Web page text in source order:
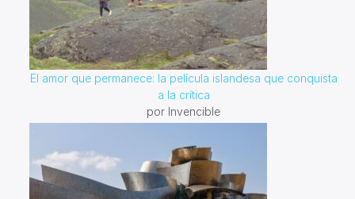
El amor que permanece: la película islandesa que conquista
a la crítica
por Invencible